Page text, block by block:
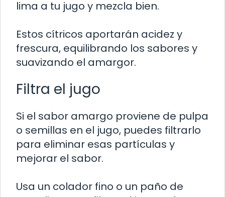
lima a tu jugo y mezcla bien.
Estos cítricos aportarán acidez y
frescura, equilibrando los sabores y
suavizando el amargor.
Filtra el jugo
Si el sabor amargo proviene de pulpa
o semillas en el jugo, puedes filtrarlo
para eliminar esas partículas y
mejorar el sabor.
Usa un colador fino o un paño de